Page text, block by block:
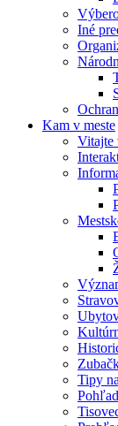
Iné
Kam v meste
Vitajte
Tipy